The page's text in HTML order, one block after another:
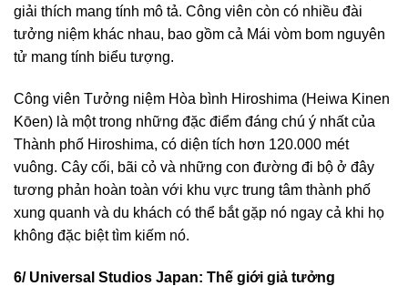
giải thích mang tính mô tả. Công viên còn có nhiều đài
tưởng niệm khác nhau, bao gồm cả Mái vòm bom nguyên
tử mang tính biểu tượng.
Công viên Tưởng niệm Hòa bình Hiroshima (Heiwa Kinen
Kōen) là một trong những đặc điểm đáng chú ý nhất của
Thành phố Hiroshima, có diện tích hơn 120.000 mét
vuông. Cây cối, bãi cỏ và những con đường đi bộ ở đây
tương phản hoàn toàn với khu vực trung tâm thành phố
xung quanh và du khách có thể bắt gặp nó ngay cả khi họ
không đặc biệt tìm kiếm nó.
6/ Universal Studios Japan: Thế giới giả tưởng